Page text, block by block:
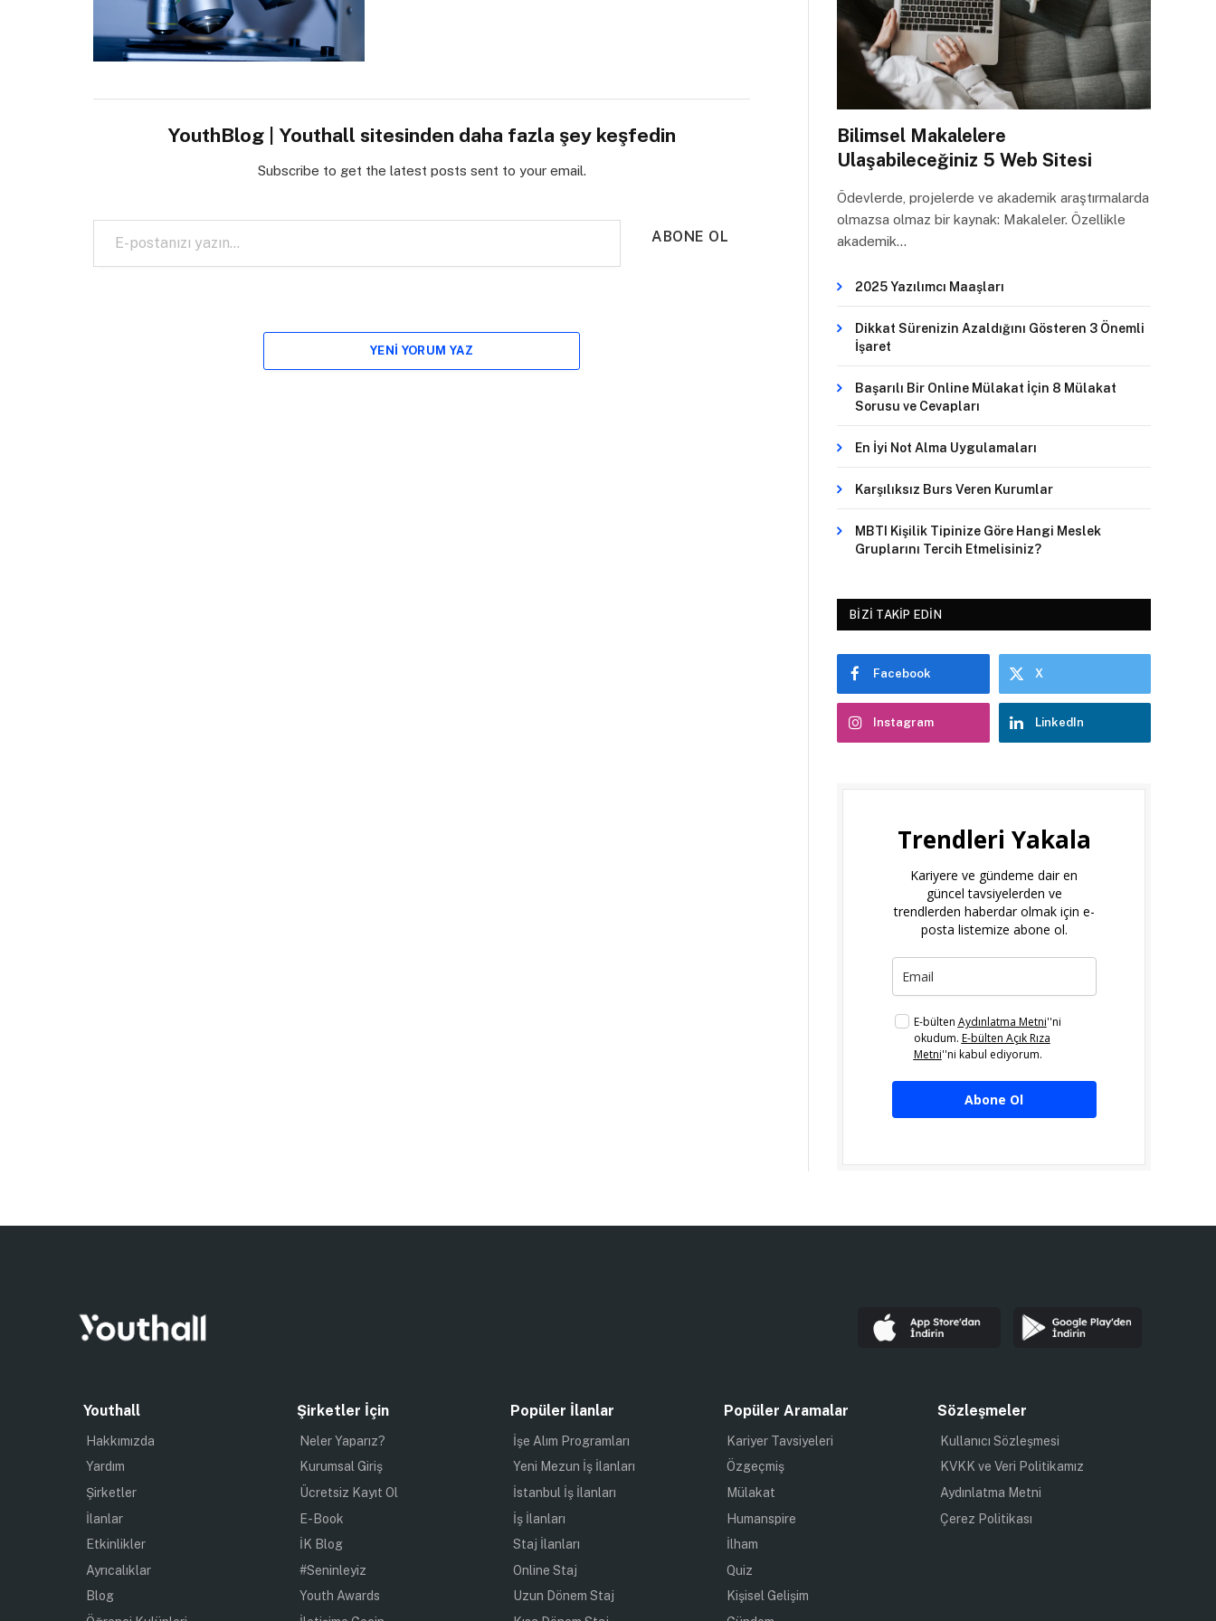
YouthBlog | Youthall sitesinden daha fazla şey keşfedin
Subscribe to get the latest posts sent to your email.
E-postanızı yazın…
ABONE OL
YENI YORUM YAZ
Bilimsel Makalelere
Ulaşabileceğiniz 5 Web Sitesi
Ödevlerde, projelerde ve akademik araştırmalarda
olmazsa olmaz bir kaynak: Makaleler. Özellikle
akademik…
2025 Yazılımcı Maaşları
Dikkat Sürenizin Azaldığını Gösteren 3 Önemli
İşaret
Başarılı Bir Online Mülakat İçin 8 Mülakat
Sorusu ve Cevapları
En İyi Not Alma Uygulamaları
Karşılıksız Burs Veren Kurumlar
MBTI Kişilik Tipinize Göre Hangi Meslek
Gruplarını Tercih Etmelisiniz?
BIZI TAKIP EDIN
Facebook X
Instagram LinkedIn
Trendleri Yakala
Kariyere ve gündeme dair en
güncel tavsiyelerden ve
trendlerden haberdar olmak için e-
posta listemize abone ol.
E-bülten Aydınlatma Metni''ni
okudum. E-bülten Açık Rıza
Metni''ni kabul ediyorum.
Abone Ol
Youthall
Hakkımızda
Yardım
Şirketler
İlanlar
Etkinlikler
Ayrıcalıklar
Blog
Şirketler İçin
Neler Yaparız?
Kurumsal Giriş
Ücretsiz Kayıt Ol
E-Book
İK Blog
#Seninleyiz
Youth Awards
Popüler İlanlar
İşe Alım Programları
Yeni Mezun İş İlanları
İstanbul İş İlanları
İş İlanları
Staj İlanları
Online Staj
Uzun Dönem Staj
Popüler Aramalar
Kariyer Tavsiyeleri
Özgeçmiş
Mülakat
Humanspire
İlham
Quiz
Kişisel Gelişim
Sözleşmeler
Kullanıcı Sözleşmesi
KVKK ve Veri Politikamız
Aydınlatma Metni
Çerez Politikası